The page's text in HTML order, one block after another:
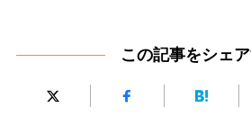
この記事をシェ